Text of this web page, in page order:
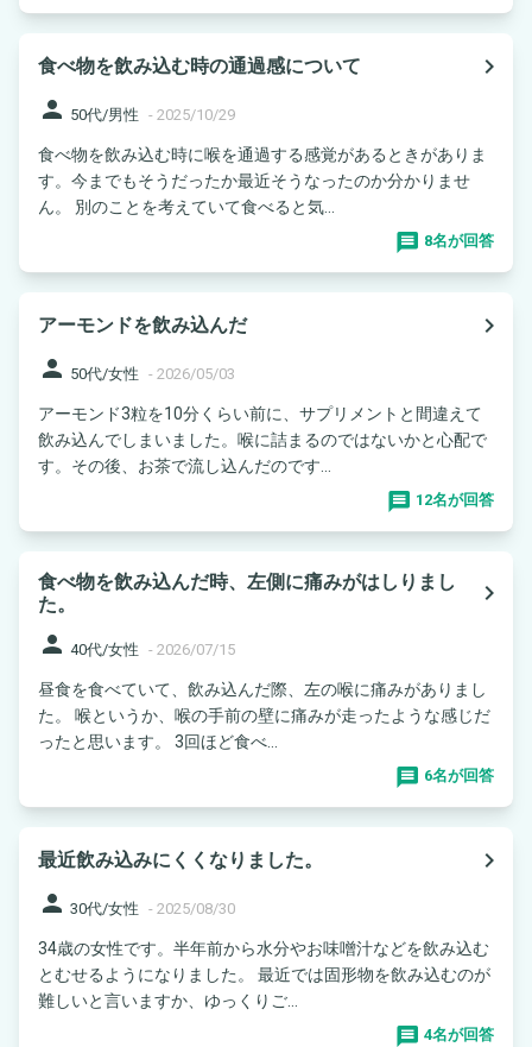
食べ物を飲み込む時の通過感について
navigate_next
person 50代/男性 - 2025/10/29
食べ物を飲み込む時に喉を通過する感覚があるときがありま
す。今までもそうだったか最近そうなったのか分かりませ
ん。 別のことを考えていて食べると気...
8名が回答
アーモンドを飲み込んだ
navigate_next
person 50代/女性 - 2026/05/03
アーモンド3粒を10分くらい前に、サプリメントと間違えて
飲み込んでしまいました。喉に詰まるのではないかと心配で
す。その後、お茶で流し込んだのです...
12名が回答
食べ物を飲み込んだ時、左側に痛みがはしりまし
た。
navigate_next
person 40代/女性 - 2026/07/15
昼食を食べていて、飲み込んだ際、左の喉に痛みがありまし
た。 喉というか、喉の手前の壁に痛みが走ったような感じだ
ったと思います。 3回ほど食べ...
6名が回答
最近飲み込みにくくなりました。
navigate_next
person 30代/女性 - 2025/08/30
34歳の女性です。半年前から水分やお味噌汁などを飲み込む
とむせるようになりました。 最近では固形物を飲み込むのが
難しいと言いますか、ゆっくりご...
4名が回答